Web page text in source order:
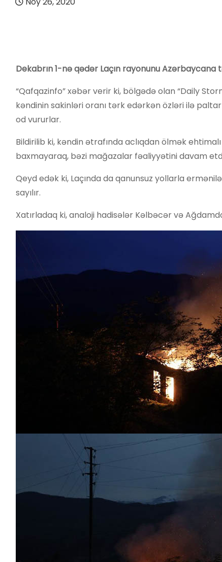
Dekabrın 1-nə qədər Laçın rayonunu
“Qafqazinfo” xəbər verir ki, bölgədə olan “Daily
kəndinin sakinləri oranı tərk edərkən özləri ilə
od vururlar.
Bildirilib ki, kəndin ətrafında aclıqdan ölmək
baxmayaraq, bəzi mağazalar fəaliyyətini davam
Qeyd edək ki, Laçında da qanunsuz yollarla
sayılır.
Xatırladaq ki, analoji hadisələr Kəlbəcər və